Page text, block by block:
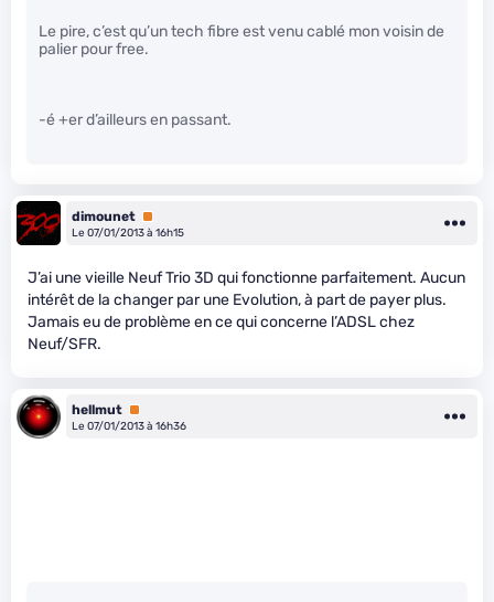
Le pire, c’est qu’un tech fibre est venu cablé mon voisin de
palier pour free.
-é +er d’ailleurs en passant.
dimounet Premium
Le 07/01/2013 à 16h15
J’ai une vieille Neuf Trio 3D qui fonctionne parfaitement. Aucun
intérêt de la changer par une Evolution, à part de payer plus.
Jamais eu de problème en ce qui concerne l’ADSL chez
Neuf/SFR.
hellmut Premium
Le 07/01/2013 à 16h36